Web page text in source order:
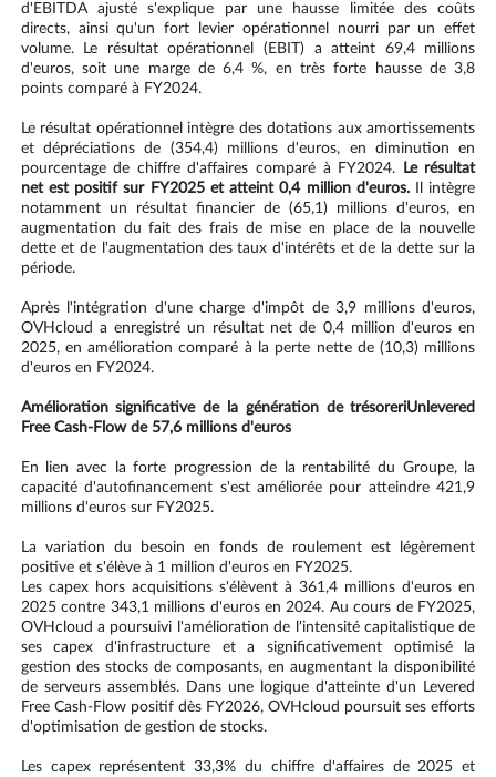
d'EBITDA ajusté s'explique par une hausse limitée des coûts
directs, ainsi qu'un fort levier opérationnel nourri par un effet
volume. Le résultat opérationnel (EBIT) a atteint 69,4 millions
d'euros, soit une marge de 6,4 %, en très forte hausse de 3,8
points comparé à FY2024.
Le résultat opérationnel intègre des dotations aux amortissements
et dépréciations de (354,4) millions d'euros, en diminution en
pourcentage de chiffre d'affaires comparé à FY2024.
Le résultat
net est positif sur FY2025 et atteint 0,4 million d'euros.Il intègre
notamment un résultat financier de (65,1) millions d'euros, en
augmentation du fait des frais de mise en place de la nouvelle
dette et de l'augmentation des taux d'intérêts et de la dette sur la
période.
Après l'intégration d'une charge d'impôt de 3,9 millions d'euros,
OVHcloud a enregistré un résultat net de 0,4 million d'euros en
2025, en amélioration comparé à la perte nette de (10,3) millions
d'euros en FY2024.
Amélioration significative de la génération de trésoreriUnlevered
Free Cash-Flow de 57,6 millions d'euros
En lien avec la forte progression de la rentabilité du Groupe, la
capacité d'autofinancement s'est améliorée pour atteindre 421,9
millions d'euros sur FY2025.
La variation du besoin en fonds de roulement est légèrement
positive et s'élève à 1 million d'euros en FY2025.
Les capex hors acquisitions s'élèvent à 361,4 millions d'euros en
2025 contre 343,1 millions d'euros en 2024. Au cours de FY2025,
OVHcloud a poursuivi l'amélioration de l'intensité capitalistique de
ses capex d'infrastructure et a significativement optimisé la
gestion des stocks de composants, en augmentant la disponibilité
de serveurs assemblés. Dans une logique d'atteinte d'un Levered
Free Cash-Flow positif dès FY2026, OVHcloud poursuit ses efforts
d'optimisation de gestion de stocks.
Les capex représentent 33,3% du chiffre d'affaires de 2025 et